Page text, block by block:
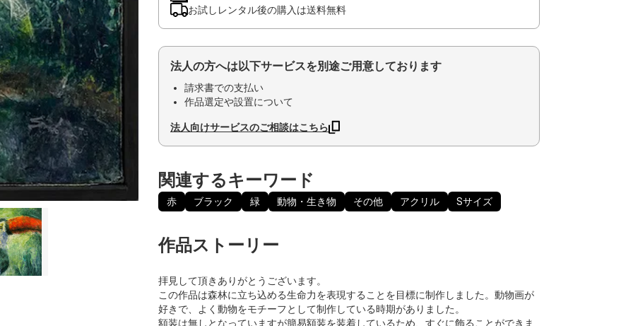
お試しレンタル後の購入は送料無料
法人の方へは以下サービスを別途ご用意しております
請求書での支払い
作品選定や設置について
法人向けサービスのご相談はこちら
関連するキーワード
赤 ブラック 緑 動物・生き物 その他 アクリル Sサイズ
作品ストーリー
拝見して頂きありがとうございます。
この作品は森林に立ち込める生命力を表現することを目標に制作しました。動物画が
好きで、よく動物をモチーフとして制作している時期がありました。
額装は無しとなっていますが簡易額装を装着しているため、すぐに飾ることができま